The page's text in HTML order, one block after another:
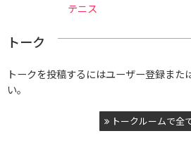
テニス
トーク
トークを投稿するにはユーザー登録また
い。
トークルームで全